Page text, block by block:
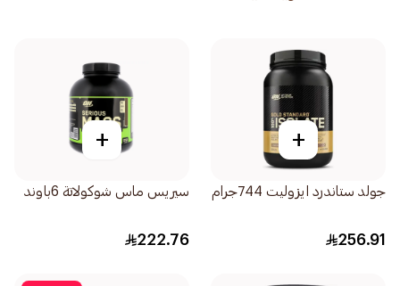
+
جولد ستاندرد ايزوليت 744جرام
256.91
+
سيريس ماس شوكولاتة 6باوند
222.76